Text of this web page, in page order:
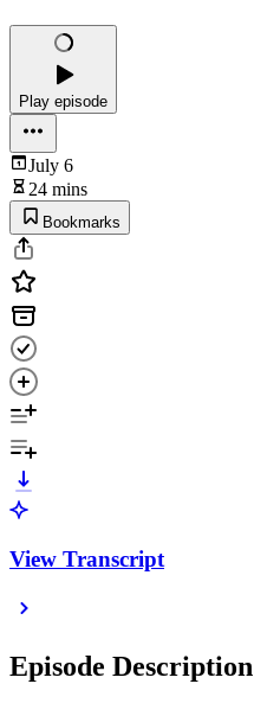
Play episode
July 6
24 mins
Bookmarks
View Transcript
Episode Description